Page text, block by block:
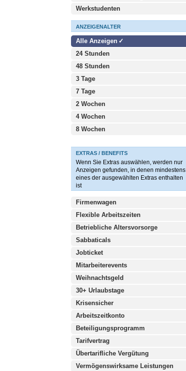
Werkstudenten
ANZEIGENALTER
Alle Anzeigen
24 Stunden
48 Stunden
3 Tage
7 Tage
2 Wochen
4 Wochen
8 Wochen
EXTRAS / BENEFITS
Wenn Sie Extras auswählen, werden nur
Anzeigen gefunden, in denen mindestens
eines der ausgewählten Extras enthalten
ist
Firmenwagen
Flexible Arbeitszeiten
Betriebliche Altersvorsorge
Sabbaticals
Jobticket
Mitarbeiterevents
Weihnachtsgeld
30+ Urlaubstage
Krisensicher
Arbeitszeitkonto
Beteiligungsprogramm
Tarifvertrag
Übertarifliche Vergütung
Vermögenswirksame Leistungen